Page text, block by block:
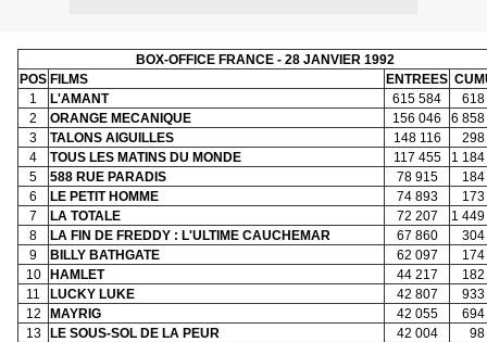
BOX-OFFICE FRANCE - 28 JANVIER 1992
POS FILMS ENTREES
1
L'AMANT 615 584
2
ORANGE MECANIQUE 156 046
6
3
TALONS AIGUILLES 148 116
4
TOUS LES MATINS DU MONDE 117 455
1
5
588 RUE PARADIS 78 915
6
LE PETIT HOMME 74 893
7
LA TOTALE 72 207
1
8
LA FIN DE FREDDY : L'ULTIME CAUCHEMAR 67 860
9
BILLY BATHGATE 62 097
10
HAMLET 44 217
11
LUCKY LUKE 42 807
12
MAYRIG 42 055
13
LE SOUS-SOL DE LA PEUR 42 004
98